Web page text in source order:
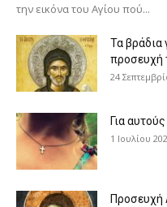
την εικόνα του Αγίου πού...
Τα βράδια
προσευχή
24
Για
1 Ιουλίου
Προσευχή